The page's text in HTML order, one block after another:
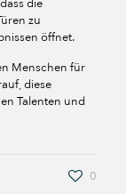
die
zu
öffnet.
Menschen für
diese
Talenten und
0